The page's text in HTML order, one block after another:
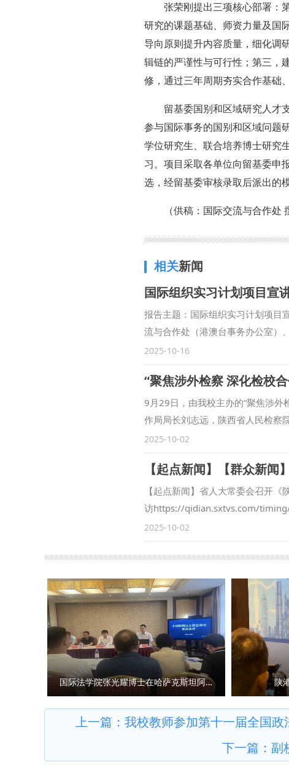
张荣刚提出三项核心部署：
研究的课题基础、师资力量及国
导向原则提升内容质量，细化调
辑链的严谨性与可行性；第三，
修，通过三年周期夯实合作基础
留基委国别和区域研究人才
参与国际事务的国别和区域问题
学位研究生、联合培养博士研究
习。项目采取各单位向留基委申
选，经留基委审核录取后派出的
（供稿：国际交流与合作处
相关新闻
国际组织实习计划项目宣
报告主题：国际组织实习计划项目
流与合作处（港澳台事务办公室）
日19:00至20:00
2025-10-16
“聚焦涉外检察 深化检校
9月29日，由我校主办的“聚焦涉外
作局局长刘志远，陕西省人民检察
安市长安区人民检察院副检察长王
范九利表示，涉外检察工作是国家
展合作领域、合作范围，围绕中
训等方面开展了卓有成效的合作
察司法研究中心”各项工作稳步推
方面取得一定成果。下一步，将高
与检察实务专家的交流互动，建立
共同打造服务国家战略的涉外检察
合完成中国—东盟检察总长网站建
检察国际交流与合作方面发挥了积
务，统筹好校内各部门、各研究机
外检察人才培养工作搭建平台。
北政法大学涉外刑事法治与国别检
的“全球法律数据库”正式进入试运
处、经济学院、刑事法学院、民商
家安全学院（反恐怖主义法学院）
国别检察司法研究中心、中亚法律
主要负责人和学生共计140余人参
2025-10-02
【起点新闻】省人大常委会召开
访https://qidian.sxtvs.com/
过《陕西省哲学社会科学发展促进
法大学副校长、二级教授马朝琦，
袁祖社接受记者采访，对《条例》
金精神、西迁精神等伟大精神阐释
化等中华优秀传统文化阐释研究。
用？ 马朝琦：延安精神、照金精神
的伟大精神，三种精神同时位列
系（共46种）。 《条例》特别列
因，发扬革命先辈们的光荣传统
上，立足我省丰富的文化资源、鲜
能，更加专注于陕西高质量发展和
设的华美篇章。 问：《条例》对
彻《条例》，建强新型智库平台？
设，依托陕西师范大学学科优势
2025-10-02
国际法学院张光耀博士在哈萨克斯坦阿拉木图开展科研与社会服务活动 陕
上一篇： 我校教师参加第十一届全国政法
下一篇： 副